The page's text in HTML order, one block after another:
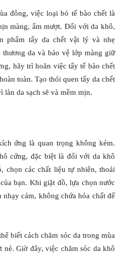
đông, việc loại bỏ tế bào chết là
màng, ẩm mượt. Đối với da khô,
phẩm tẩy da chết vật lý và nhẹ
da và bảo vệ lớp màng giữ
hãy trì hoãn việc tẩy tế bào chết
toàn. Tạo thói quen tẩy da chết
da sạch sẽ và mềm mịn.
ứng là quan trọng không kém.
cứng, đặc biệt là đối với da khô
chọn các chất liệu tự nhiên, thoải
bạn. Khi giặt đồ, lựa chọn nước
cảm, không chứa hóa chất để
biết cách chăm sóc da trong mùa
Giờ đây, việc chăm sóc da khô